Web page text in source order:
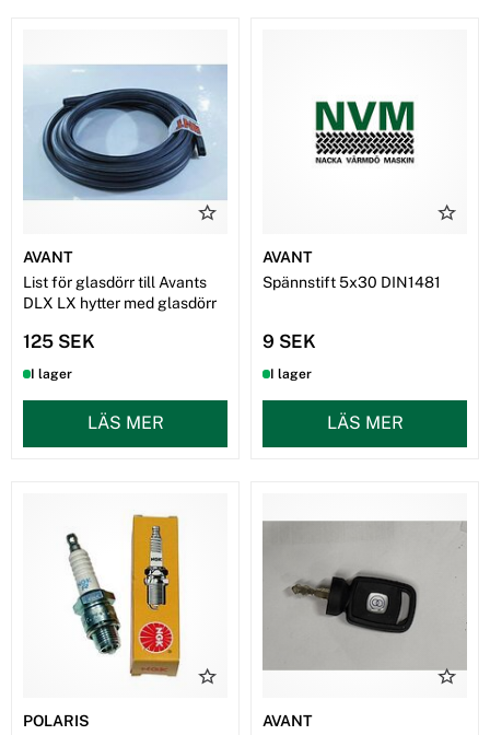
AVANT
List för glasdörr till Avants
DLX LX hytter med glasdörr
125 SEK
I lager
LÄS MER
AVANT
Spännstift 5x30 DIN1481
9 SEK
I lager
LÄS MER
POLARIS
AVANT